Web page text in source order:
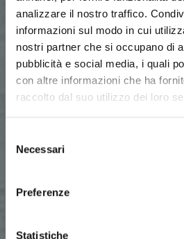
analizzare il nostro traffico.
informazioni sul modo in cui
nostri partner che si occupano di
pubblicità e social media, i quali
con altre informazioni che ha
raccolto dal suo utilizzo dei loro
delNecessari
Preferenze
Statistiche